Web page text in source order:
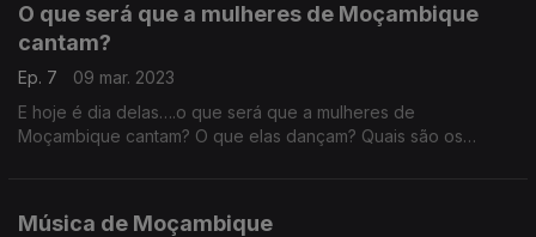
O que será que a mulheres de Moçambique
cantam?
Ep. 7
09 mar. 2023
E hoje é dia delas….o que será que a mulheres de
Moçambique cantam? O que elas dançam? Quais são os
Música de Moçambique